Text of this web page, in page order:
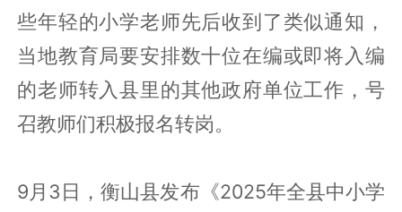
些年轻的小学老师先后收到了类似通知，
当地教育局要安排数十位在编或即将入编
的老师转入县里的其他政府单位工作，号
召教师们积极报名转岗。
9月3日，衡山县发布《2025年全县中小学